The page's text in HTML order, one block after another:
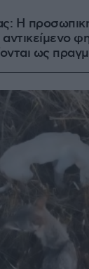
Η
αντικείμενο
ως